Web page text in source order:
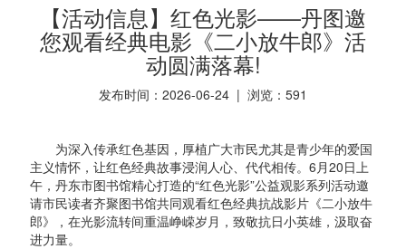
【活动信息】红色光影——丹图邀
您观看经典电影《二小放牛郎》活
动圆满落幕!
发布时间：2026-06-24 | 浏览： 591
为深入传承红色基因，厚植广大市民尤其是青少年的爱国
主义情怀，让红色经典故事浸润人心、代代相传。6月20日上
午，丹东市图书馆精心打造的“红色光影”公益观影系列活动邀
请市民读者齐聚图书馆共同观看红色经典抗战影片《二小放牛
郎》，在光影流转间重温峥嵘岁月，致敬抗日小英雄，汲取奋
进力量。